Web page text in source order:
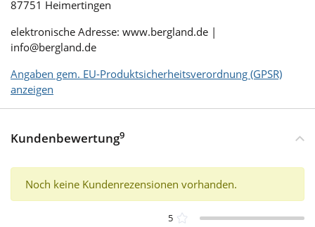
87751 Heimertingen
elektronische Adresse: www.bergland.de |
info@bergland.de
Angaben gem. EU-Produktsicherheitsverordnung (GPSR)
anzeigen
Kundenbewertung9
Noch keine Kundenrezensionen vorhanden.
5